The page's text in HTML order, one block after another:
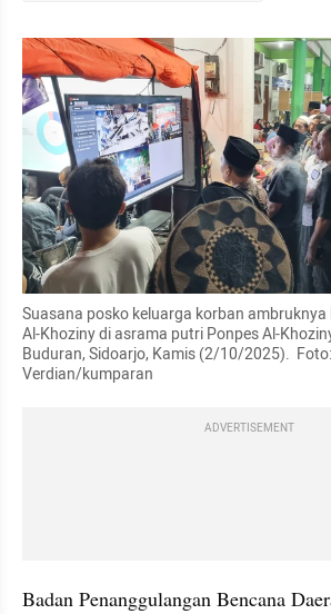
Suasana posko keluarga korban
Al-Khoziny di asrama putri Ponpes Al-
Buduran, Sidoarjo, Kamis (2/10/2025).
Verdian/kumparan
ADVERTISEMENT
Badan Penanggulangan Bencana